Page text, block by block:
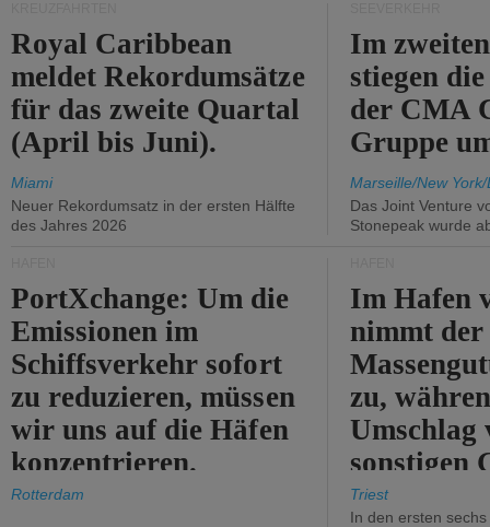
Royal Caribbean
meldet Rekordumsätze
für das zweite Quartal
(April bis Juni).
Miami
Neuer Rekordumsatz in der ersten Hälfte
des Jahres 2026
Im
stiegen
der CMA
Gruppe
Marseille/New
Das Joint Venture
Stonepeak wurde
PortXchange: Um die
Emissionen im
Schiffsverkehr sofort
zu reduzieren, müssen
wir uns auf die Häfen
konzentrieren.
Rotterdam
Im Hafen
nimmt der
zu,
Umschlag
sonstigen
abnimmt.
Triest
In den ersten